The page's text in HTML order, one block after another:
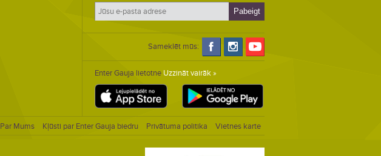
Sameklēt mūs:
Enter Gauja lietotne Uzzināt vairāk »
Par Mums Kļūsti par Enter Gauja biedru Privātuma politika Vietnes karte